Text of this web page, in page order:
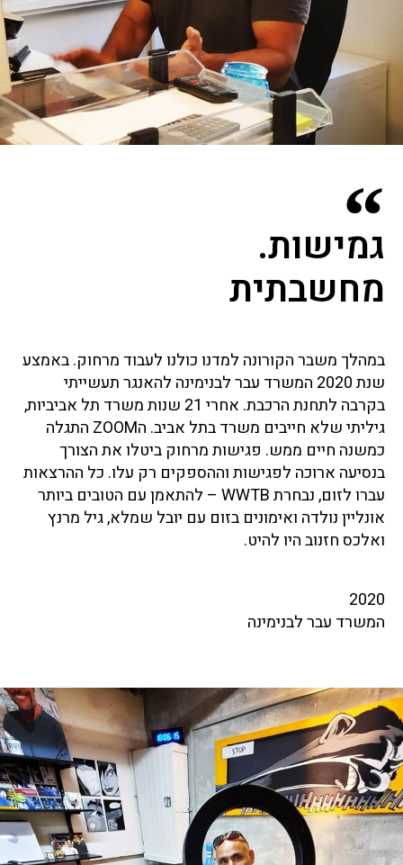
גמישות.
מחשבתית
במהלך משבר הקורונה למדנו כולנו לעבוד מרחוק. באמצע
שנת 2020 המשרד עבר לבנימינה להאנגר תעשייתי
בקרבה לתחנת הרכבת. אחרי 21 שנות משרד תל אביביות,
גיליתי שלא חייבים משרד בתל אביב. הZOOM התגלה
כמשנה חיים ממש. פגישות מרחוק ביטלו את הצורך
בנסיעה ארוכה לפגישות וההספקים רק עלו. כל ההרצאות
עברו לזום, נבחרת WWTB – להתאמן עם הטובים ביותר
אונליין נולדה ואימונים בזום עם יובל שמלא, גיל מרנץ
ואלכס חזנוב היו להיט.
2020
המשרד עבר לבנימינה